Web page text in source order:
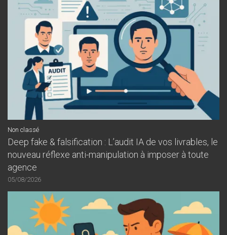
Non classé
Deep fake & falsification : L’audit IA de vos livrables, le
nouveau réflexe anti-manipulation à imposer à toute
agence
05/08/2026